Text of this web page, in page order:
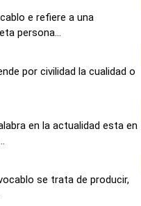
e refiere a una
persona...
por civilidad la cualidad o
en la actualidad esta en
se trata de producir,